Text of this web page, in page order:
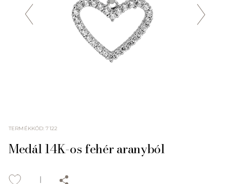
TERMÉKKÓD:7122
Medál 14K-os fehér aranyból